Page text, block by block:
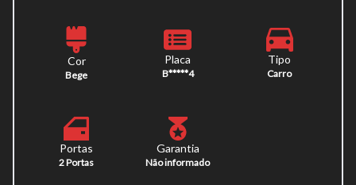
Cor
Bege
Placa
B*****4
Tipo
Carro
Portas
2 Portas
Garantia
Não informado